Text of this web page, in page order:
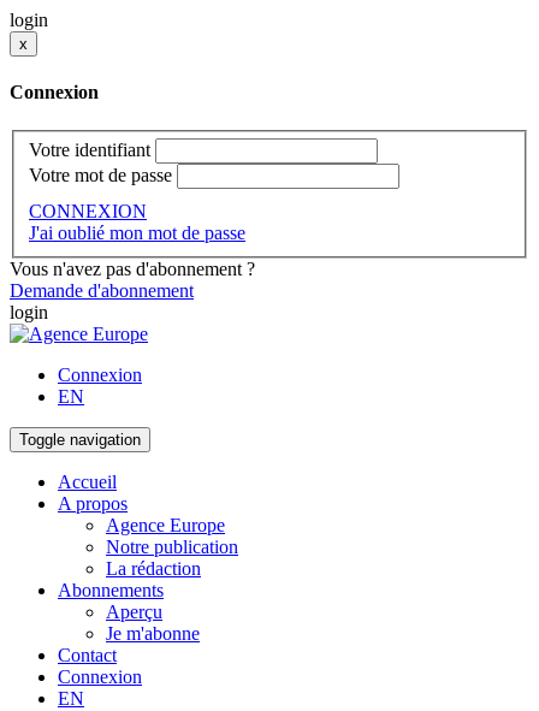
login
x
Connexion
Votre identifiant
Votre mot de passe
CONNEXION
J'ai oublié mon mot de passe
Vous n'avez pas d'abonnement ?
Demande d'abonnement
login
Connexion
EN
Toggle navigation
Accueil
A propos
Agence Europe
Notre publication
La rédaction
Abonnements
Aperçu
Je m'abonne
Contact
Connexion
EN